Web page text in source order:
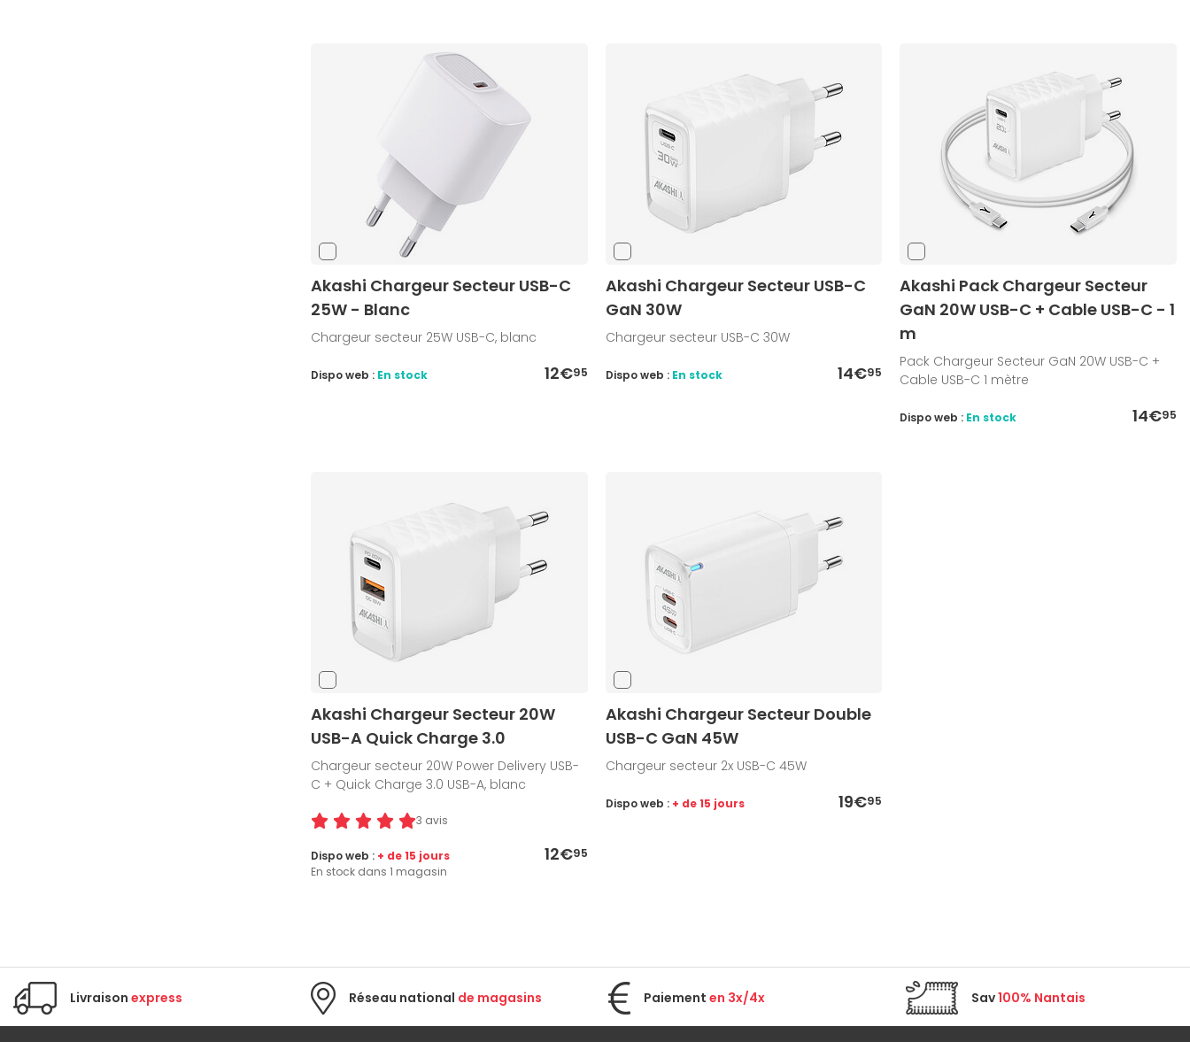
Akashi Chargeur Secteur USB-C
25W - Blanc
Chargeur secteur 25W USB-C, blanc
12€95
Dispo web : En stock
Akashi Chargeur Secteur USB-C
GaN 30W
Chargeur secteur USB-C 30W
14€95
Dispo web : En stock
Akashi Pack Chargeur Secteur
GaN 20W USB-C + Cable USB-C - 1
m
Pack Chargeur Secteur GaN 20W USB-C +
Cable USB-C 1 mètre
14€95
Dispo web : En stock
Akashi Chargeur Secteur 20W
USB-A Quick Charge 3.0
Chargeur secteur 20W Power Delivery USB-
C + Quick Charge 3.0 USB-A, blanc
3 avis
12€95
Dispo web : + de 15 jours
En stock dans 1 magasin
Akashi Chargeur Secteur Double
USB-C GaN 45W
Chargeur secteur 2x USB-C 45W
19€95
Dispo web : + de 15 jours
Livraison express Réseau national de magasins Paiement en 3x/4x Sav100% Nantais